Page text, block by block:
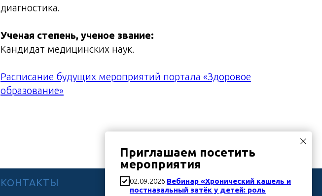
диагностика.
Ученая степень, ученое звание:
Кандидат медицинских наук.
Расписание будущих мероприятий портала «Здоровое
образование»
Приглашаем посетить
мероприятия
02.09.2026 Вебинар «Хронический кашель и
постназальный затёк у детей: роль
КОНТАКТЫ Телефон